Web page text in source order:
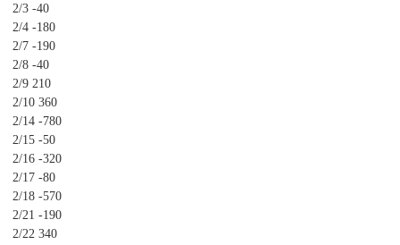
2/3 -40
2/4 -180
2/7 -190
2/8 -40
2/9 210
2/10 360
2/14 -780
2/15 -50
2/16 -320
2/17 -80
2/18 -570
2/21 -190
2/22 340